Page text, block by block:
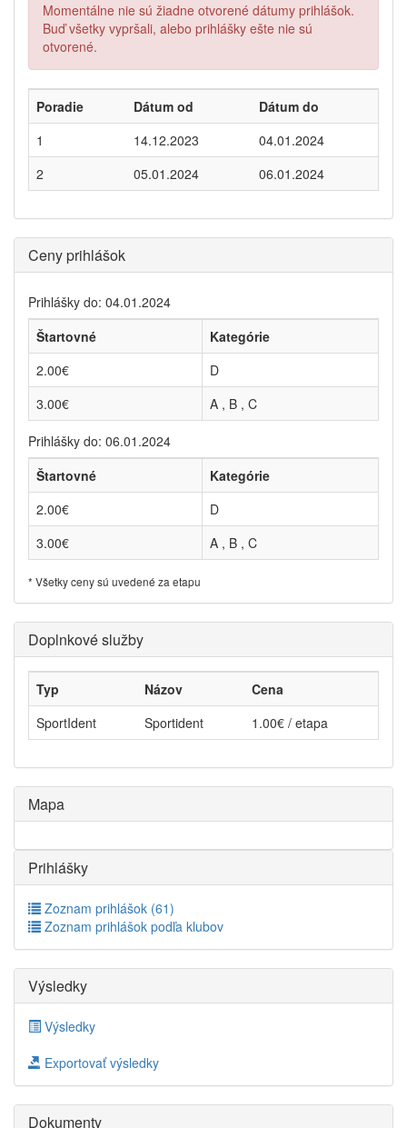
Momentálne nie sú žiadne otvorené dátumy prihlášok.
Buď všetky vypršali, alebo prihlášky ešte nie sú
otvorené.
Poradie Dátum od
Dátum do
1
14.12.2023
04.01.2024
2
05.01.2024 06.01.2024
Ceny prihlášok
Prihlášky do: 04.01.2024
Štartovné
Kategórie
2.00€
D
3.00€
A , B , C
Prihlášky do: 06.01.2024
Štartovné
Kategórie
2.00€
D
3.00€
A , B , C
* Všetky ceny sú uvedené za etapu
Doplnkové služby
Typ Názov
Cena
SportIdent
Sportident 1.00€ / etapa
Mapa
Prihlášky
Zoznam prihlášok (61)
Zoznam prihlášok podľa klubov
Výsledky
Výsledky
Exportovať výsledky
Dokumenty